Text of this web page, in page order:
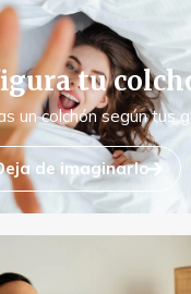
tu
un colchón según tus
de imaginarlo